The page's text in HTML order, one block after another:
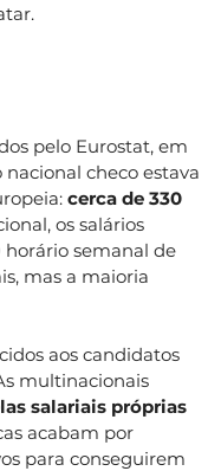
pelo Eurostat, em
checo estava
cerca de 330
os salários
horário semanal de
mas a maioria
aos candidatos
multinacionais
salariais próprias
acabam por
para conseguirem